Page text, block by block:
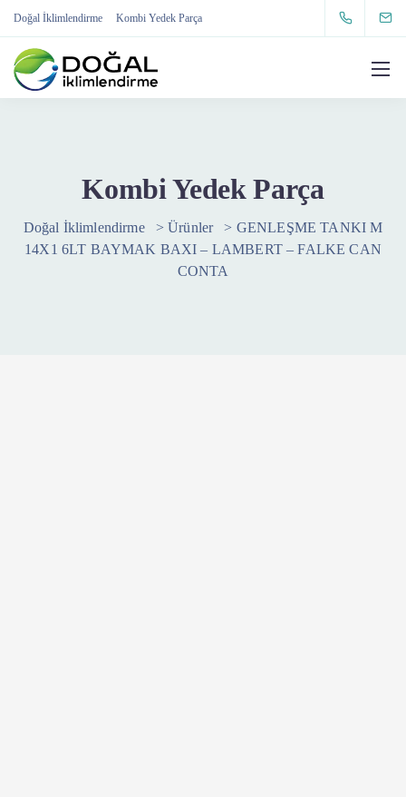
Doğal İklimlendirme Kombi Yedek Parça
Kombi Yedek Parça
Doğal İklimlendirme >Ürünler > GENLEŞME TANKI M
14X1 6LT BAYMAK BAXI – LAMBERT – FALKE CAN
CONTA